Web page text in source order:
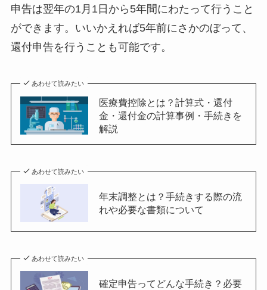
申告は翌年の1月1日から5年間にわたって行うこと
ができます。いいかえれば5年前にさかのぼって、
還付申告を行うことも可能です。
あわせて読みたい
医療費控除とは？計算式・還付
金・還付金の計算事例・手続きを
解説
あわせて読みたい
年末調整とは？手続きする際の流
れや必要な書類について
あわせて読みたい
確定申告ってどんな手続き？必要